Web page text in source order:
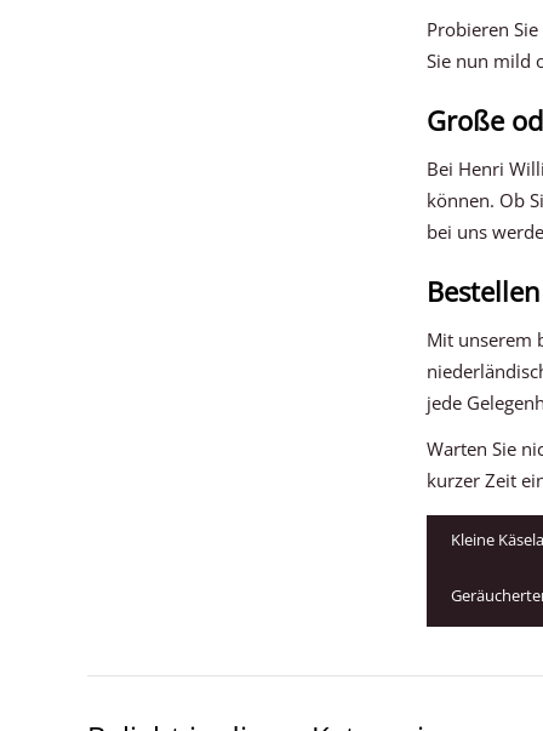
Probieren
Sie nun mild
Große
Bei Henri
können. Ob
bei uns
Mit unserem
jede
Warten Sie
kurzer Zeit
Kleine